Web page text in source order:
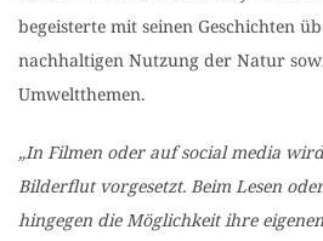
begeisterte mit seinen Geschichten
nachhaltigen Nutzung der Natur
Umweltthemen.
„In Filmen oder auf social media
Bilderflut vorgesetzt. Beim Lesen
hingegen die Möglichkeit ihre